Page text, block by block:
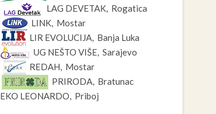
LAG DEVETAK, Rogatica
LINK, Mostar
LIR EVOLUCIJA, Banja Luka
UG NEŠTO VIŠE, Sarajevo
REDAH, Mostar
PRIRODA, Bratunac
EKO LEONARDO, Priboj